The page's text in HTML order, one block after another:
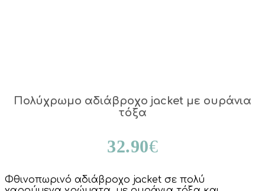
Πολύχρωμο αδιάβροχο jacket με ουράνια
τόξα
32.90€
Φθινοπωρινό αδιάβροχο jacket σε πολύ